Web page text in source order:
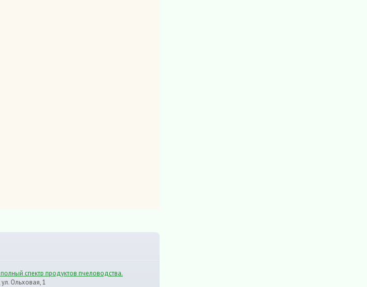
спектр продуктов пчеловодства.
Ольховая, 1